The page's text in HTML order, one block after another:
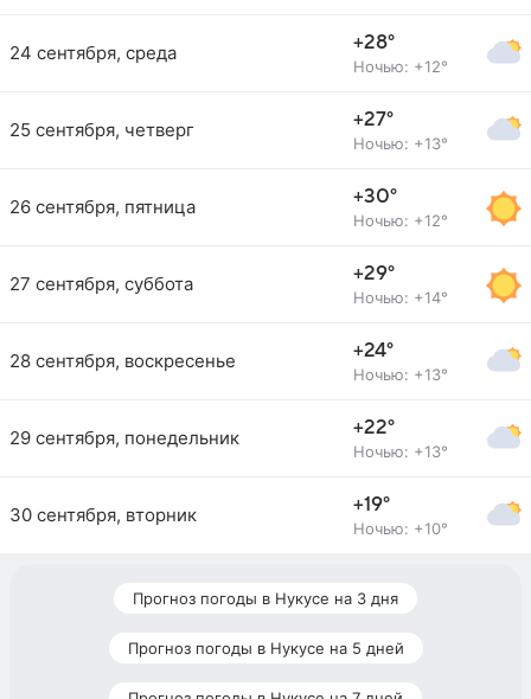
24 сентября, среда +28°
Ночью: +12°
25 сентября, четверг +27°
Ночью: +13°
26 сентября, пятница +30°
Ночью: +12°
27 сентября, суббота +29°
Ночью: +14°
28 сентября, воскресенье +24°
Ночью: +13°
29 сентября, понедельник +22°
Ночью: +13°
30 сентября, вторник +19°
Ночью: +10°
Прогноз погоды в Нукусе на 3 дня
Прогноз погоды в Нукусе на 5 дней